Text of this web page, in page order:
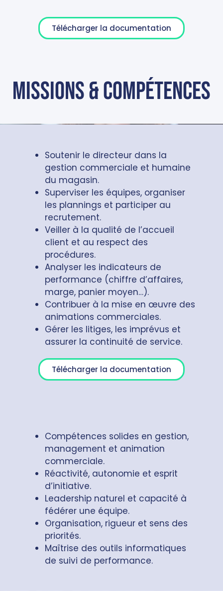
Télécharger la documentation
missions & compétences
Soutenir le directeur dans la
gestion commerciale et humaine
du magasin.
Superviser les équipes, organiser
les plannings et participer au
recrutement.
Veiller à la qualité de l’accueil
client et au respect des
procédures.
Analyser les indicateurs de
performance (chiffre d’affaires,
marge, panier moyen…).
Contribuer à la mise en œuvre des
animations commerciales.
Gérer les litiges, les imprévus et
assurer la continuité de service.
Télécharger la documentation
Compétences solides en gestion,
management et animation
commerciale.
Réactivité, autonomie et esprit
d’initiative.
Leadership naturel et capacité à
fédérer une équipe.
Organisation, rigueur et sens des
priorités.
Maîtrise des outils informatiques
de suivi de performance.